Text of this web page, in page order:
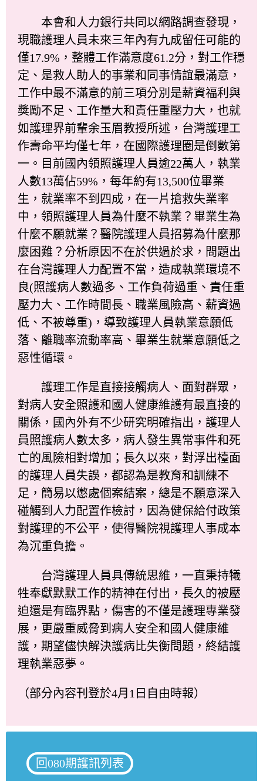
本會和人力銀行共同以網路調查發現，
現職護理人員未來三年內有九成留任可能的
僅17.9%，整體工作滿意度61.2分，對工作穩
定、是救人助人的事業和同事情誼最滿意，
工作中最不滿意的前三項分別是薪資福利與
獎勵不足、工作量大和責任重壓力大，也就
如護理界前輩余玉眉教授所述，台灣護理工
作壽命平均僅七年，在國際護理圈是倒數第
一。目前國內領照護理人員逾22萬人，執業
人數13萬佔59%，每年約有13,500位畢業
生，就業率不到四成，在一片搶救失業率
中，領照護理人員為什麼不執業？畢業生為
什麼不願就業？醫院護理人員招募為什麼那
麼困難？分析原因不在於供過於求，問題出
在台灣護理人力配置不當，造成執業環境不
良(照護病人數過多、工作負荷過重、責任重
壓力大、工作時間長、職業風險高、薪資過
低、不被尊重)，導致護理人員執業意願低
落、離職率流動率高、畢業生就業意願低之
惡性循環。
護理工作是直接接觸病人、面對群眾，
對病人安全照護和國人健康維護有最直接的
關係，國內外有不少研究明確指出，護理人
員照護病人數太多，病人發生異常事件和死
亡的風險相對增加；長久以來，對浮出檯面
的護理人員失誤，都認為是教育和訓練不
足，簡易以懲處個案結案，總是不願意深入
碰觸到人力配置作檢討，因為健保給付政策
對護理的不公平，使得醫院視護理人事成本
為沉重負擔。
台灣護理人員具傳統思維，一直秉持犧
牲奉獻默默工作的精神在付出，長久的被壓
迫還是有臨界點，傷害的不僅是護理專業發
展，更嚴重威脅到病人安全和國人健康維
護，期望儘快解決護病比失衡問題，終結護
理執業惡夢。
（部分內容刊登於4月1日自由時報）
回080期護訊列表